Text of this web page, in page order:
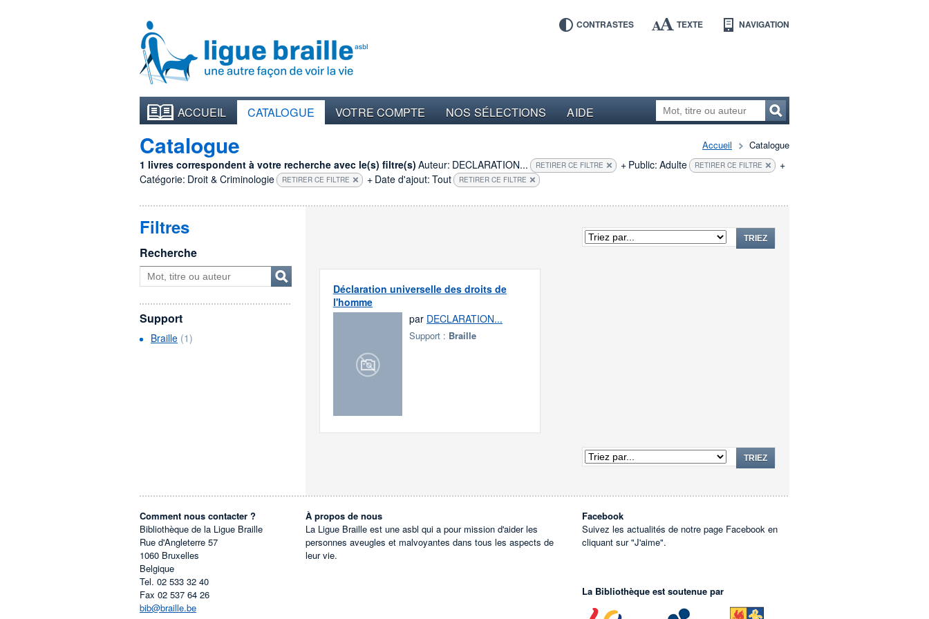
CONTRASTES TEXTE NAVIGATION
ACCUEIL CATALOGUE VOTRE COMPTE NOS SÉLECTIONS AIDE
Accueil Catalogue
Catalogue
1 livres correspondent à votre recherche avec le(s) filtre(s) Auteur: DECLARATION... RETIRER CE FILTRE + Public: Adulte RETIRER CE FILTRE
+
Catégorie: Droit & Criminologie RETIRER CE FILTRE + Date d'ajout: Tout RETIRER CE FILTRE
TRIEZ
Déclaration universelle des droits de
l'homme
par DECLARATION...
Support : Braille
TRIEZ
Filtres
Recherche
Support
Braille (1)
Comment nous contacter ?
Bibliothèque de la Ligue Braille
Rue d'Angleterre 57
1060 Bruxelles
Belgique
Tel. 02 533 32 40
Fax 02 537 64 26
bib@braille.be
À propos de nous
La Ligue Braille est une asbl qui a pour mission d'aider les
personnes aveugles et malvoyantes dans tous les aspects de
leur vie.
Facebook
Suivez les actualités de notre page Facebook en
cliquant sur "J'aime".
La Bibliothèque est soutenue par